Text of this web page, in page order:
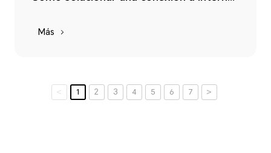
Más
< 1 2 3 4 5 6 7 >